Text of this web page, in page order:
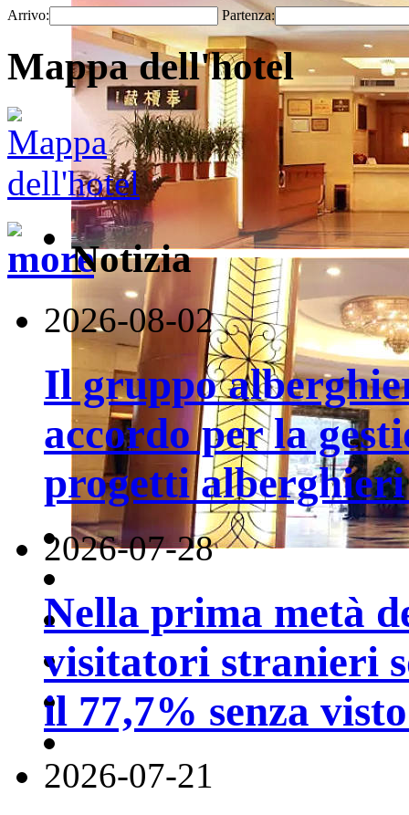
Arrivo: Partenza:
Mappa dell'hotel
Notizia
2026-08-02
Il gruppo
accordo per la
progetti
2026-07-28
Nella prima metà
visitatori stranieri
il 77,7% senza
2026-07-21